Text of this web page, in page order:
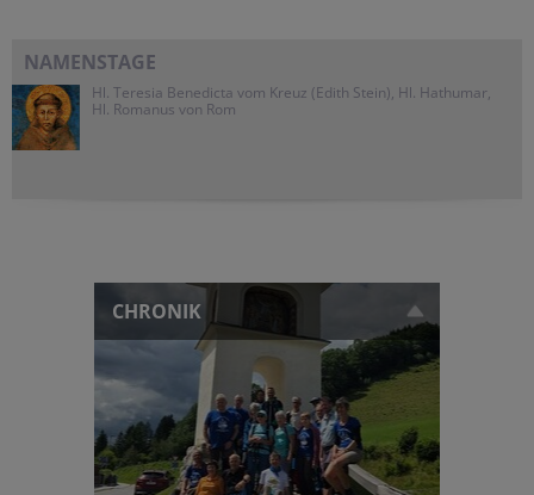
NAMENSTAGE
Hl. Teresia Benedicta vom Kreuz (Edith Stein), Hl. Hathumar,
Hl. Romanus von Rom
CHRONIK